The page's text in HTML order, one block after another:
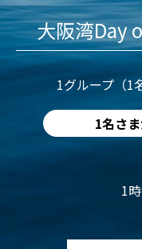
大阪湾Day
1グループ（1
1名さ
1